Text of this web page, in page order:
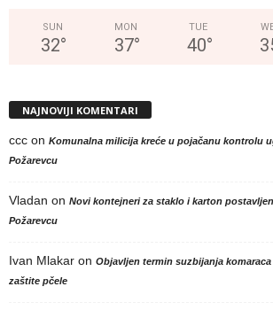
SUN
32°
MON
37°
TUE
40°
NAJNOVIJI KOMENTARI
ccc on Komunalna milicija kreće u pojačanu kontrolu
Požarevcu
Vladan on Novi kontejneri za staklo i karton
Požarevcu
Ivan Mlakar on Objavljen termin suzbijanja
zaštite pčele